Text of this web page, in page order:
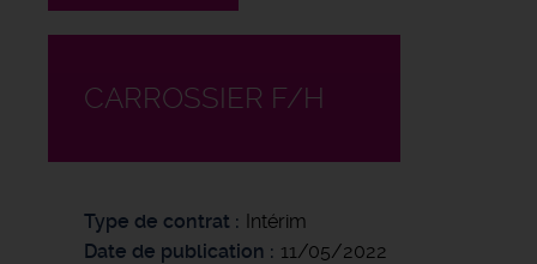
CARROSSIER F/H
Type de contrat
Intérim
Date de publication
11/05/2022